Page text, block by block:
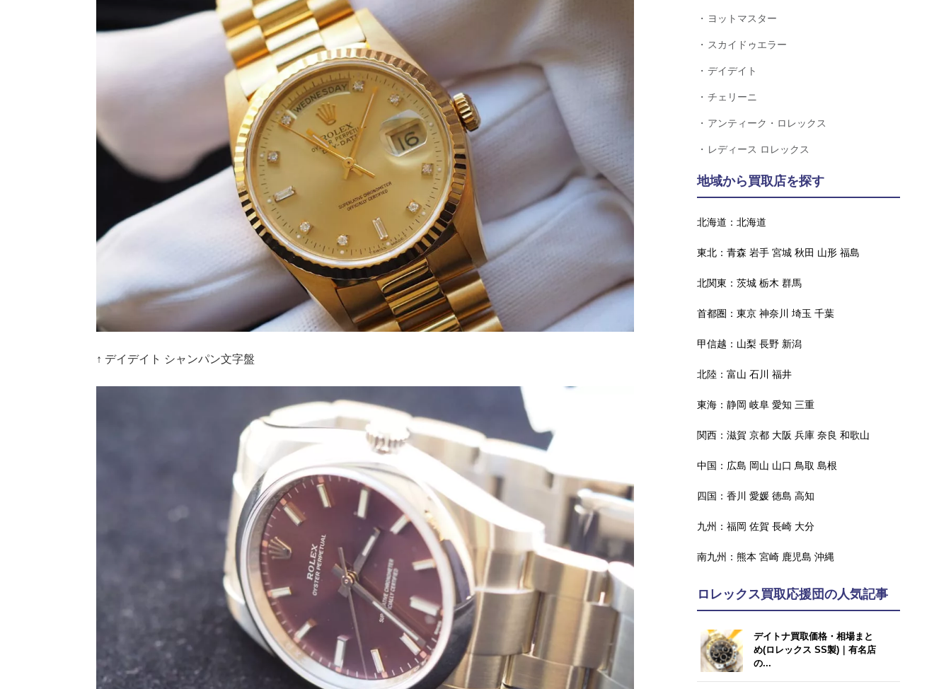
↑ デイデイト シャンパン文字盤
ヨットマスター
スカイドゥエラー
デイデイト
チェリーニ
アンティーク・ロレックス
レディース ロレックス
地域から買取店を探す
北海道： 北海道
東北： 青森 岩手 宮城 秋田 山形 福島
北関東： 茨城 栃木 群馬
首都圏： 東京 神奈川 埼玉 千葉
甲信越： 山梨 長野 新潟
北陸： 富山 石川 福井
東海： 静岡 岐阜 愛知 三重
関西： 滋賀 京都 大阪 兵庫 奈良 和歌山
中国： 広島 岡山 山口 鳥取 島根
四国： 香川 愛媛 徳島 高知
九州： 福岡 佐賀 長崎 大分
南九州： 熊本 宮崎 鹿児島 沖縄
ロレックス買取応援団の人気記事
デイトナ買取価格・相場まと
め(ロレックス SS製)｜有名店
の...